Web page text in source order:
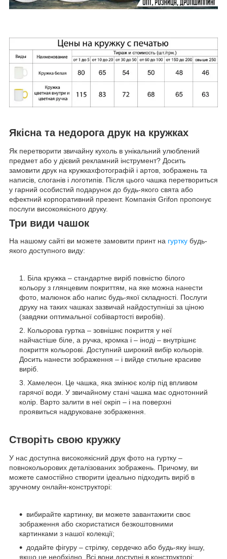
Якісна та недорога друк на кружках
Як перетворити звичайну кухоль в унікальний улюблений
предмет або у дієвий рекламний інструмент? Досить
замовити друк на кружкахфотографій і артов, зображень та
написів, слоганів і логотипів. Після цього чашка перетвориться
у гарний особистий подарунок до будь-якого свята або
ефектний корпоративний презент. Компанія Grifon пропонує
послуги високоякісного друку.
Три види чашок
На нашому сайті ви можете замовити принт на гуртку будь-
якого доступного виду:
Біла кружка – стандартне виріб повністю білого
кольору з глянцевим покриттям, на яке можна нанести
фото, малюнок або напис будь-якої складності. Послуги
друку на таких чашках зазвичай найдоступніші за ціною
(завдяки оптимальної собівартості виробів).
Кольорова гуртка – зовнішнє покриття у неї
найчастіше біле, а ручка, кромка і – іноді – внутрішнє
покриття кольорові. Доступний широкий вибір кольорів.
Досить нанести зображення – і вийде стильне красиве
виріб.
Хамелеон. Це чашка, яка змінює колір під впливом
гарячої води. У звичайному стані чашка має однотонний
колір. Варто залити в неї окріп – і на поверхні
проявиться надруковане зображення.
Створіть свою кружку
У нас доступна високоякісний друк фото на гуртку –
повнокольорових деталізованих зображень. Причому, ви
можете самостійно створити ідеально підходить виріб в
зручному онлайн-конструкторі:
вибирайте картинку, ви можете завантажити своє
зображення або скористатися безкоштовними
картинками з нашої колекції;
додайте фігуру – стрілку, сердечко або будь-яку іншу,
якщо це необхідно. Всі вони доступні в конструкторі;